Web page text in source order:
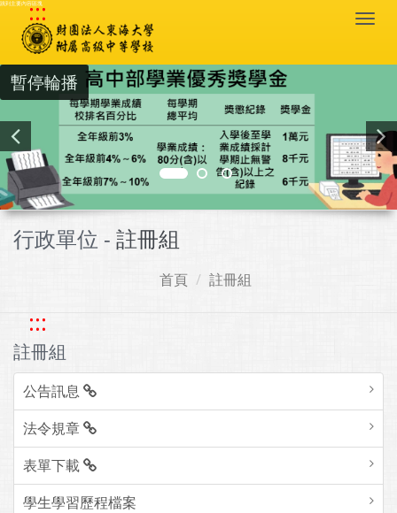
跳到主要內容區塊
:::
暫停輪播
行政單位 - 註冊組
首頁 註冊組
:::
註冊組
公告訊息
法令規章
表單下載
學生學習歷程檔案